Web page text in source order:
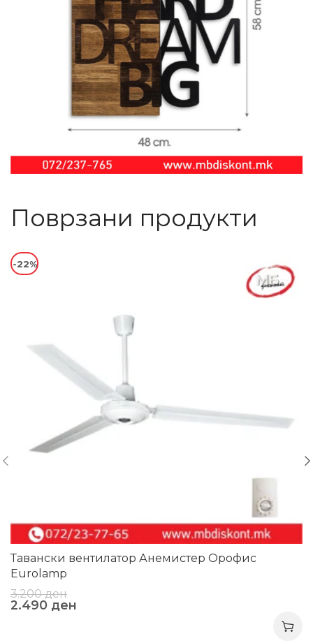
Поврзани продукти
-22%
Тавански вентилатор Анемистер Орофис
Eurolamp
3.200ден
2.490 ден